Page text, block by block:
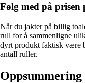
Følg med på prisen
Når du jakter på billig
rull for å sammenligne
dyrt produkt faktisk være
antall ruller.
Oppsummering